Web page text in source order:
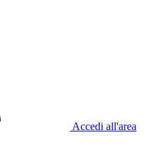
Accedi all'area